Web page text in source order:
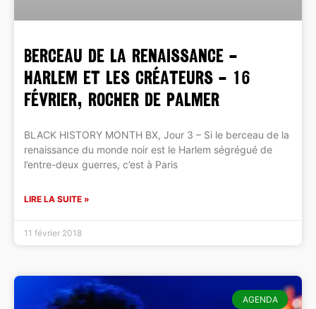
BERCEAU DE LA RENAISSANCE –
Harlem et les créateurs – 16
février, Rocher de Palmer
BLACK HISTORY MONTH BX, Jour 3 – Si le berceau de la
renaissance du monde noir est le Harlem ségrégué de
l’entre-deux guerres, c’est à Paris
LIRE LA SUITE »
11 février 2018
AGENDA